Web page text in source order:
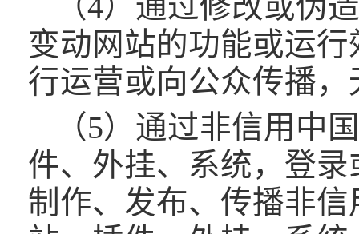
（4）通过修改或伪
变动网站的功能或运
行运营或向公众传播
（5）通过非信用中
件、外挂、系统，登
制作、发布、传播非